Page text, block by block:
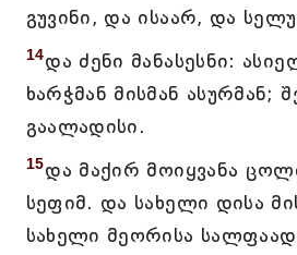
გუვინი, და ისაარ, და
14და ძენი მანასესნი:
ხარჭმან მისმან ასურმან;
გაალადისი.
15და მაქირ მოიყვანა
სეფიმ. და სახელი დისა
სახელი მეორისა